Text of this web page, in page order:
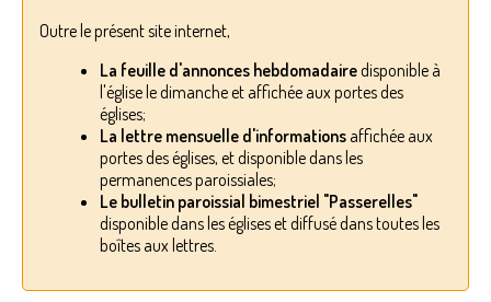
Outre le présent site internet,
La feuille d'annonces hebdomadairedisponible à
l'église le dimanche et affichée aux portes des
églises;
La lettre mensuelle d'informations affichée aux
portes des églises, et disponible dans les
permanences paroissiales;
Le bulletin paroissial bimestriel "Passerelles"
disponible dans les églises et diffusé dans toutes les
boîtes aux lettres.